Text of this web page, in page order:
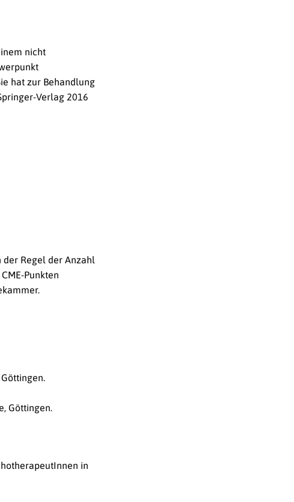
nicht
hat zur Behandlung
Verlag 2016
Regel der Anzahl
Punkten
Göttingen.
in